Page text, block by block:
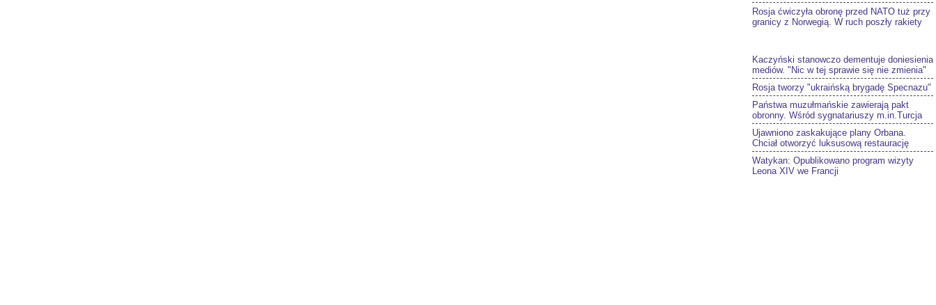
Rosja ćwiczyła obronę przed NATO tuż przy
granicy z Norwegią. W ruch poszły rakiety
Kaczyński stanowczo dementuje doniesienia
mediów. "Nic w tej sprawie się nie zmienia"
Rosja tworzy "ukraińską brygadę Specnazu"
Państwa muzułmańskie zawierają pakt
obronny. Wśród sygnatariuszy m.in.Turcja
Ujawniono zaskakujące plany Orbana.
Chciał otworzyć luksusową restaurację
Watykan: Opublikowano program wizyty
Leona XIV we Francji